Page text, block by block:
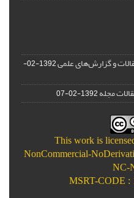
و گزارش‌‌های علمی
1392-02-
مجله1392-02-07
This work is
NonCommercial-
NC-
MSRT-CODE :